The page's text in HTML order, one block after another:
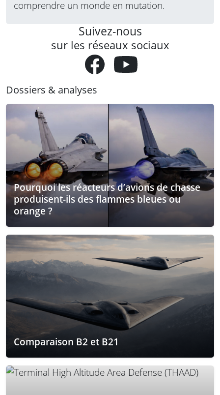
comprendre un monde en mutation.
Suivez-nous
sur les réseaux sociaux
Dossiers & analyses
Pourquoi les réacteurs d’avions de chasse
produisent-ils des flammes bleues ou
orange ?
Comparaison B2 et B21